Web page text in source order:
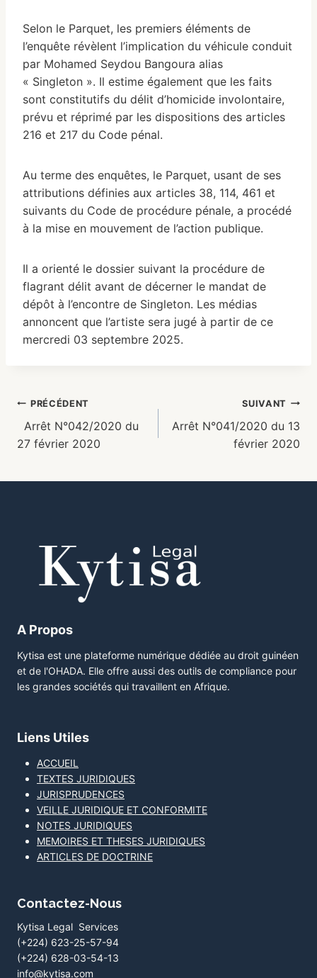
Selon le Parquet, les premiers éléments de
l’enquête révèlent l’implication du véhicule conduit
par Mohamed Seydou Bangoura alias
« Singleton ». Il estime également que les faits
sont constitutifs du délit d’homicide involontaire,
prévu et réprimé par les dispositions des articles
216 et 217 du Code pénal.
Au terme des enquêtes, le Parquet, usant de ses
attributions définies aux articles 38, 114, 461 et
suivants du Code de procédure pénale, a procédé
à la mise en mouvement de l’action publique.
Il a orienté le dossier suivant la procédure de
flagrant délit avant de décerner le mandat de
dépôt à l’encontre de Singleton. Les médias
annoncent que l’artiste sera jugé à partir de ce
mercredi 03 septembre 2025.
PRÉCÉDENT
Arrêt N°042/2020 du
27 février 2020
SUIVANT
Arrêt N°041/2020 du 13
février 2020
A Propos
Kytisa est une plateforme numérique dédiée au droit guinéen
et de l'OHADA. Elle offre aussi des outils de compliance pour
les grandes sociétés qui travaillent en Afrique.
Liens Utiles
ACCUEIL
TEXTES JURIDIQUES
JURISPRUDENCES
VEILLE JURIDIQUE ET CONFORMITE
NOTES JURIDIQUES
MEMOIRES ET THESES JURIDIQUES
ARTICLES DE DOCTRINE
Contactez-Nous
Kytisa Legal Services
(+224) 623-25-57-94
(+224) 628-03-54-13
info@kytisa.com